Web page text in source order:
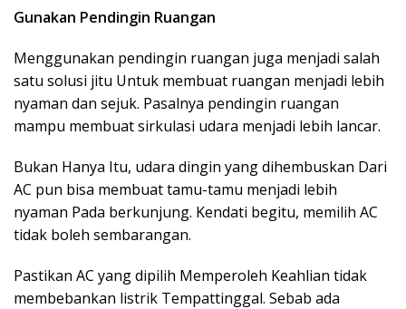
Gunakan Pendingin Ruangan
Menggunakan pendingin ruangan juga menjadi salah
satu solusi jitu Untuk membuat ruangan menjadi lebih
nyaman dan sejuk. Pasalnya pendingin ruangan
mampu membuat sirkulasi udara menjadi lebih lancar.
Bukan Hanya Itu, udara dingin yang dihembuskan Dari
AC pun bisa membuat tamu-tamu menjadi lebih
nyaman Pada berkunjung. Kendati begitu, memilih AC
tidak boleh sembarangan.
Pastikan AC yang dipilih Memperoleh Keahlian tidak
membebankan listrik Tempattinggal. Sebab ada